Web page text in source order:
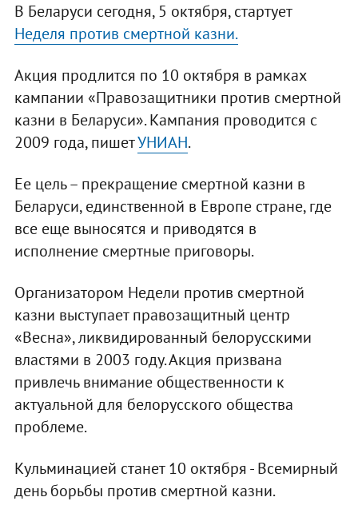
В Беларуси сегодня, 5 октября, стартует
Неделя против смертной казни.
Акция продлится по 10 октября в рамках
кампании «Правозащитники против смертной
казни в Беларуси». Кампания проводится с
2009 года, пишетУНИАН.
Ее цель – прекращение смертной казни в
Беларуси, единственной в Европе стране, где
все еще выносятся и приводятся в
исполнение смертные приговоры.
Организатором Недели против смертной
казни выступает правозащитный центр
«Весна», ликвидированный белорусскими
властями в 2003 году. Акция призвана
привлечь внимание общественности к
актуальной для белорусского общества
проблеме.
Кульминацией станет 10 октября - Всемирный
день борьбы против смертной казни.